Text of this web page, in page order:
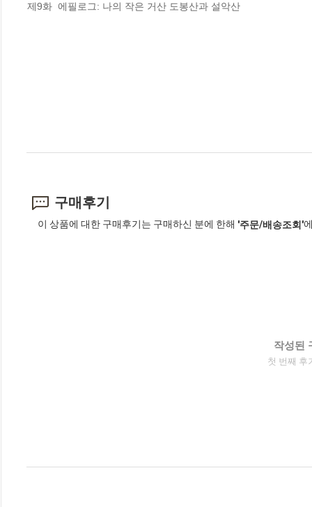
제9화  에필로그: 나의 작은 거산 도봉산과 설악산
구매후기
이 상품에 대한 구매후기는 구매하신 분에 한해 '주문/배송조회'
작성된
첫 번째 후